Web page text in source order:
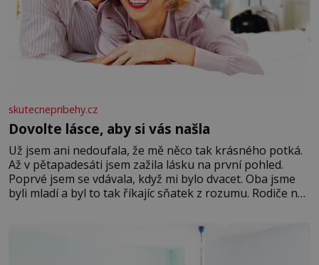
skutecnepribehy.cz
Dovolte lásce, aby si vás našla
Už jsem ani nedoufala, že mě něco tak krásného potká.
Až v pětapadesáti jsem zažila lásku na první pohled.
Poprvé jsem se vdávala, když mi bylo dvacet. Oba jsme
byli mladí a byl to tak říkajíc sňatek z rozumu. Rodiče nás
Manželství nám oběma moc nesvědčilo, brzy jsme zjistili,